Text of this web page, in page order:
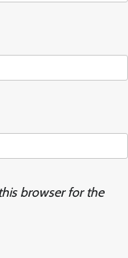
browser for the